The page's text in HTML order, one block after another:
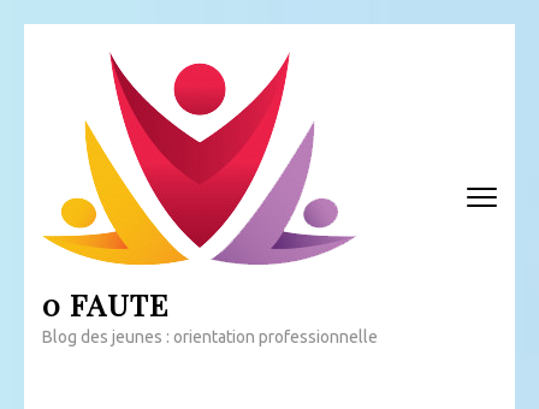
(Pressez
0 FAUTE
Blog des jeunes : orientation professionnelle